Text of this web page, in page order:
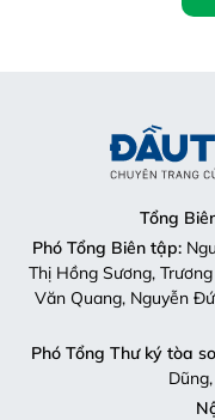
Tổng
Phó Tổng Biên tập:
Thị Hồng Sương,
Văn Quang, Nguyễn
Phó Tổng Thư ký tòa